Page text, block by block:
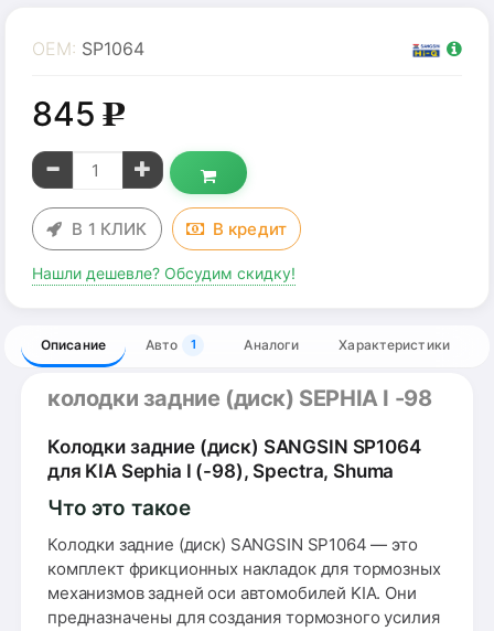
OEM: SP1064
845g
В 1 КЛИК В кредит
Нашли дешевле? Обсудим скидку!
Описание Авто 1 Аналоги Характеристики
колодки задние (диск) SEPHIA I -98
Колодки задние (диск) SANGSIN SP1064
для KIA Sephia I (-98), Spectra, Shuma
Что это такое
Колодки задние (диск) SANGSIN SP1064 — это
комплект фрикционных накладок для тормозных
механизмов задней оси автомобилей KIA. Они
предназначены для создания тормозного усилия